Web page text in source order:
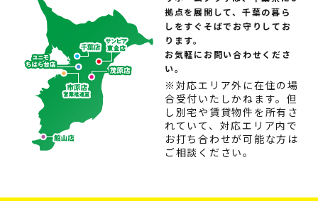
拠点を展開して、千葉の暮ら
しをすぐそばでお守りしてお
ります。
お気軽にお問い合わせくださ
い。
※対応エリア外に在住の場
合受付いたしかねます。但
し別宅や賃貸物件を所有さ
れていて、対応エリア内で
お打ち合わせが可能な方は
ご相談ください。